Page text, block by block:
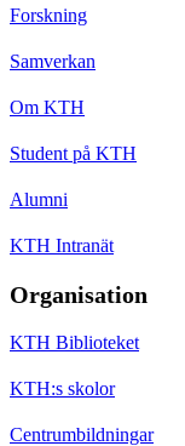
Forskning
Samverkan
Om KTH
Student på KTH
Alumni
KTH Intranät
Organisation
KTH Biblioteket
KTH:s skolor
Centrumbildningar